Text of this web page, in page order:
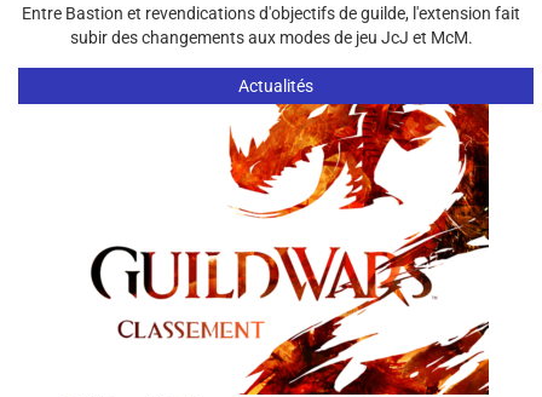
Entre Bastion et revendications d'objectifs de guilde, l'extension fait
subir des changements aux modes de jeu JcJ et McM.
Actualités